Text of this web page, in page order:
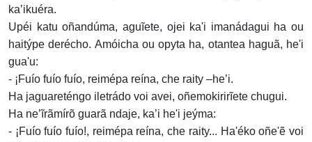
ka’ikuéra.
Upéi katu oñandúma, aguĩete, ojei ka'i imanádagui ha ou
haitýpe derécho. Amóicha ou opyta ha, otantea haguã, he'i
gua'u:
- ¡Fuío fuío fuío, reimépa reína, che raity –he’i.
Ha jaguareténgo iletrádo voi avei, oñemokirirĩete chugui.
Ha ne’ĩrãmírõ guarã ndaje, ka’i he'i jeýma:
- ¡Fuío fuío fuío!, reimépa reína, che raity... Ha'éko oñe'ẽ voi